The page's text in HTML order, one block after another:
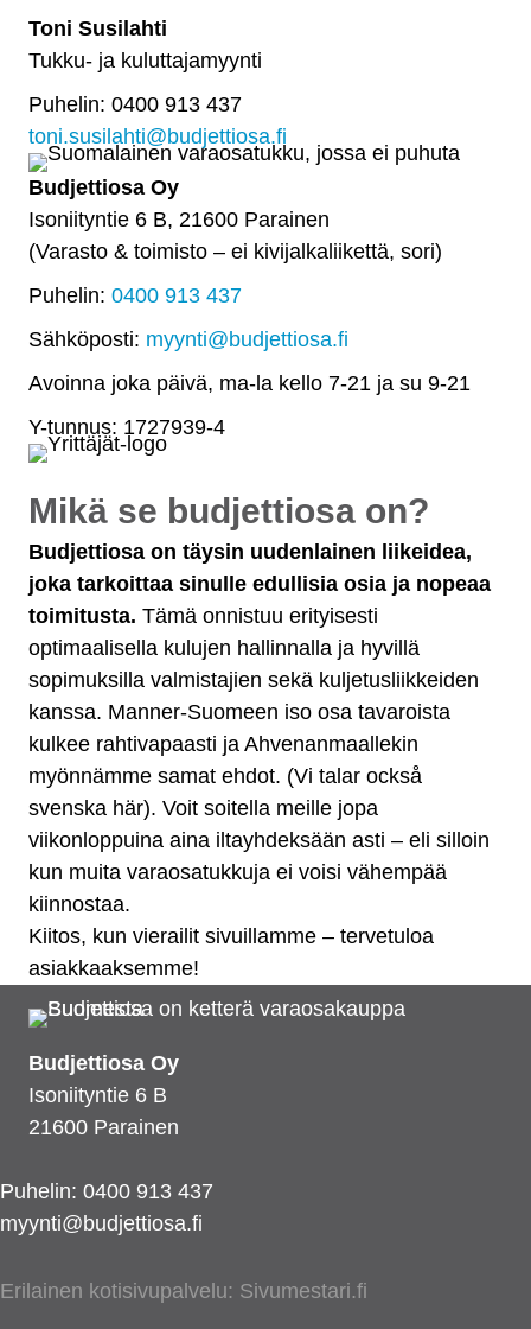
Toni Susilahti
Tukku- ja kuluttajamyynti
Puhelin: 0400 913 437
toni.susilahti@budjettiosa.fi
Budjettiosa Oy
Isoniityntie 6 B, 21600 Parainen
(Varasto & toimisto – ei kivijalkaliikettä, sori)
Puhelin: 0400 913 437
Sähköposti: myynti@budjettiosa.fi
Avoinna joka päivä, ma-la kello 7-21 ja su 9-21
Y-tunnus: 1727939-4
Mikä se budjettiosa on?
Budjettiosa on täysin uudenlainen liikeidea,
joka tarkoittaa sinulle edullisia osia ja nopeaa
toimitusta. Tämä onnistuu erityisesti
optimaalisella kulujen hallinnalla ja hyvillä
sopimuksilla valmistajien sekä kuljetusliikkeiden
kanssa. Manner-Suomeen iso osa tavaroista
kulkee rahtivapaasti ja Ahvenanmaallekin
myönnämme samat ehdot. (Vi talar också
svenska här). Voit soitella meille jopa
viikonloppuina aina iltayhdeksään asti – eli silloin
kun muita varaosatukkuja ei voisi vähempää
kiinnostaa.
Kiitos, kun vierailit sivuillamme – tervetuloa
asiakkaaksemme!
Budjettiosa Oy
Isoniityntie 6 B
21600 Parainen
Puhelin: 0400 913 437
myynti@budjettiosa.fi
Erilainen kotisivupalvelu: Sivumestari.fi